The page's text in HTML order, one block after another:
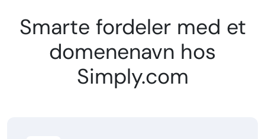
Smarte fordeler med et
domenenavn hos
Simply.com